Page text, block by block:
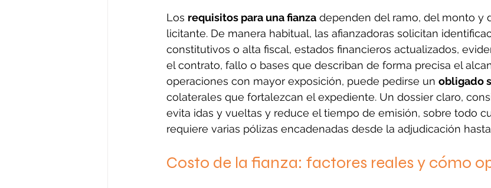
Los requisitos para una fianza dependen del ramo, del monto y
licitante. De manera habitual, las afianzadoras solicitan
constitutivos o alta fiscal, estados financieros actualizados,
el contrato, fallo o bases que describan de forma precisa el
operaciones con mayor exposición, puede pedirse un obligado
colaterales que fortalezcan el expediente. Un dossier claro,
evita idas y vueltas y reduce el tiempo de emisión, sobre todo
requiere varias pólizas encadenadas desde la adjudicación
Costo de la fianza: factores reales y cómo